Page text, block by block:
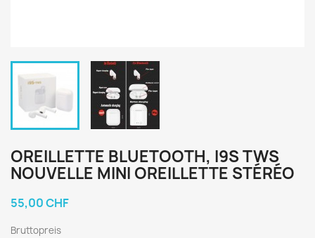
OREILLETTE BLUETOOTH, I9S TWS
NOUVELLE MINI OREILLETTE STÉRÉO
55,00 CHF
Bruttopreis